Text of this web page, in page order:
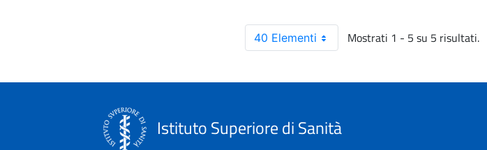
40 Elementi Mostrati 1 - 5 su 5 risultati.
Istituto Superiore di Sanità